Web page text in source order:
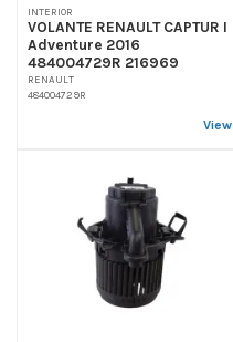
INTERIOR
VOLANTE RENAULT CAPTUR I
Adventure 2016
484004729R 216969
RENAULT
484004729R
View